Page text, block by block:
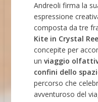
Andreoli firma la
espressione
composta da tre
Kite in Crystal
concepite per
unviaggio
confini dello
percorso che
avventuroso del